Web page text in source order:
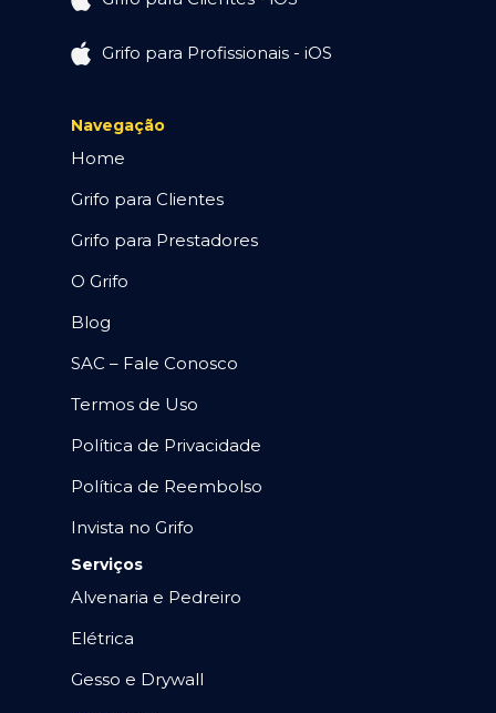
Grifo para Profissionais - iOS
Navegação
Home
Grifo para Clientes
Grifo para Prestadores
O Grifo
Blog
SAC – Fale Conosco
Termos de Uso
Política de Privacidade
Política de Reembolso
Invista no Grifo
Serviços
Alvenaria e Pedreiro
Elétrica
Gesso e Drywall